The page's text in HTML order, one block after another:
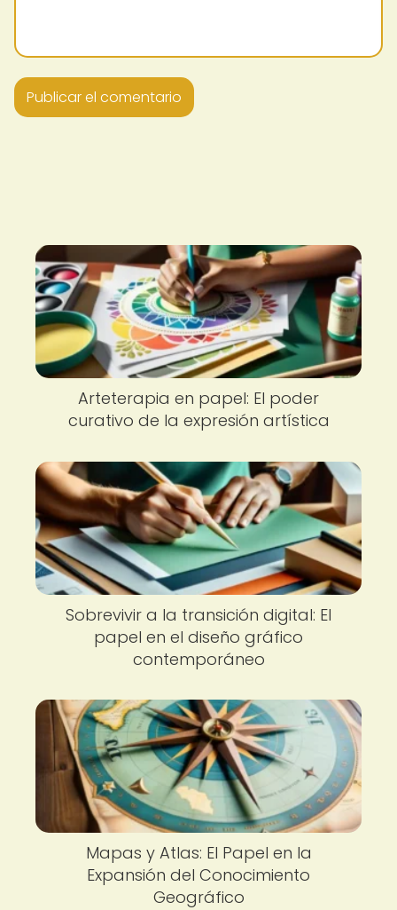
Arteterapia en papel: El poder
curativo de la expresión artística
Sobrevivir a la transición digital: El
papel en el diseño gráfico
contemporáneo
Mapas y Atlas: El Papel en la
Expansión del Conocimiento
Geográfico